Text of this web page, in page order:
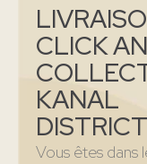
CLICK
KANAL
DISTRICT
Vous êtes dans